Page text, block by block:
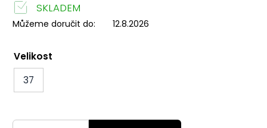
SKLADEM
Můžeme doručit do: 12.8.2026
Velikost
37